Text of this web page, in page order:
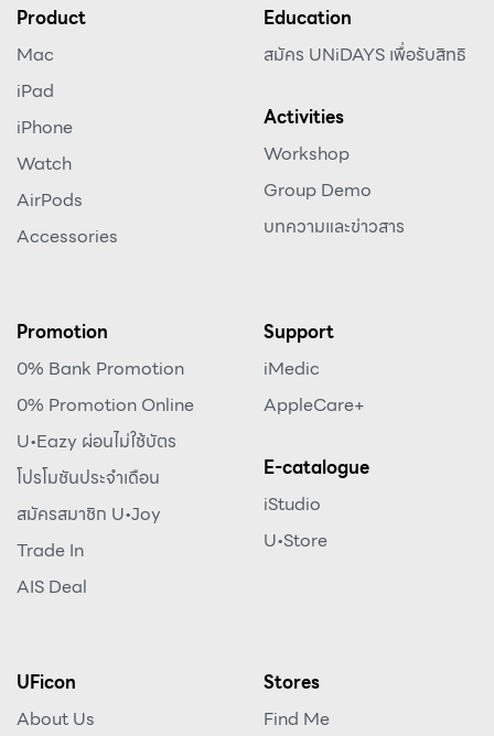
Product
Mac
iPad
iPhone
Watch
AirPods
Accessories
Education
สมัคร UNiDAYS เพื่อรับสิทธิ
Activities
Workshop
Group Demo
บทความและข่าวสาร
Promotion
0% Bank Promotion
0% Promotion Online
U•Eazy ผ่อนไม่ใช้บัตร
โปรโมชันประจำเดือน
สมัครสมาชิก U•Joy
Trade In
AIS Deal
Support
iMedic
AppleCare+
E-catalogue
iStudio
U•Store
UFicon
About Us
Stores
Find Me